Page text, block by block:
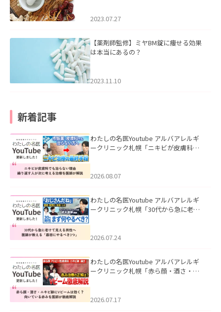
2023.07.27
【薬剤師監修】ミヤBM錠に痩せる効果
は本当にあるの？
2023.11.10
新着記事
わたしの名医Youtube アルバアレルギ
ークリニック札幌「ニキビが皮膚科で
ました。
2026.08.07
わたしの名医Youtube アルバアレルギ
ークリニック札幌「30代から急に老け
た。
2026.07.24
わたしの名医Youtube アルバアレルギ
ークリニック札幌「赤ら顔・酒さ・ニ
した。
2026.07.17